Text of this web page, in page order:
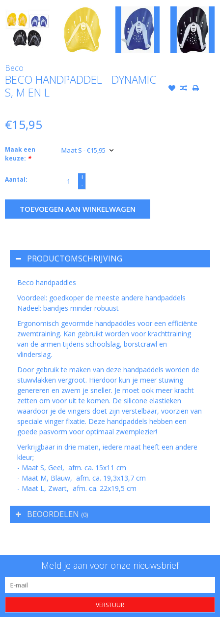
Beco
BECO HANDPADDEL - DYNAMIC -
S, M EN L
€15,95
Maak een
keuze: *
Aantal:
+
-
TOEVOEGEN AAN WINKELWAGEN
PRODUCTOMSCHRIJVING
Beco handpaddles
Voordeel: goedkoper de meeste andere handpaddels
Nadeel: bandjes minder robuust
Ergonomisch gevormde handpaddles voor een efficiënte
zwemtraining. Kan gebruikt worden voor krachttraining
van de armen tijdens schoolslag, borstcrawl en
vlinderslag.
Door gebruik te maken van deze handpaddels worden de
stuwvlakken vergroot. Hierdoor kun je meer stuwing
genereren en zwem je sneller. Je moet ook meer kracht
zetten om voor uit te komen. De silicone elastieken
waardoor je de vingers doet zijn verstelbaar, voorzien van
speciale vinger fixatie. Deze handpaddels hebben een
goede pasvorm voor optimaal zwemplezier!
Verkrijgbaar in drie maten, iedere maat heeft een andere
kleur;
- Maat S, Geel, afm. ca. 15x11 cm
- Maat M, Blauw, afm. ca. 19,3x13,7 cm
- Maat L, Zwart, afm. ca. 22x19,5 cm
BEOORDELEN (0)
Meld je aan voor onze nieuwsbrief
VERSTUUR